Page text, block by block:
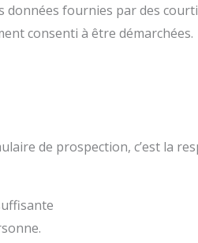
données fournies par des
consenti à être démarchées.
de prospection, c’est la